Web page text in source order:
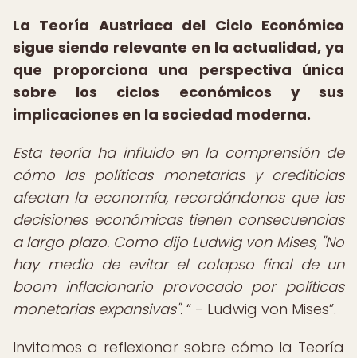
La Teoría Austriaca del Ciclo Económico
sigue siendo relevante en la actualidad, ya
que proporciona una perspectiva única
sobre los ciclos económicos y sus
implicaciones en la sociedad moderna.
Esta teoría ha influido en la comprensión de
cómo las políticas monetarias y crediticias
afectan la economía, recordándonos que las
decisiones económicas tienen consecuencias
a largo plazo. Como dijo Ludwig von Mises, "No
hay medio de evitar el colapso final de un
boom inflacionario provocado por políticas
monetarias expansivas".
- Ludwig von Mises .
Invitamos a reflexionar sobre cómo la Teoría